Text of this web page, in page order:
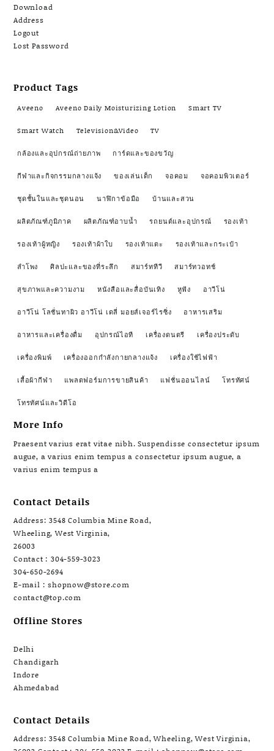
Download
Address
Logout
Lost Password
Product Tags
Aveeno Aveeno Daily Moisturizing Lotion Smart TV
Smart Watch Television&Video TV
กล้องและอุปกรณ์ถ่ายภาพ การ์ดและของขวัญ
กีฬาและกิจกรรมกลางแจ้ง ของเล่นเด็ก จอคอม จอคอมพิวเตอร์
ชุดชั้นในและชุดนอน นาฬิกาข้อมือ บ้านและสวน
ผลิตภัณฑ์ภูมิภาค ผลิตภัณฑ์อาบน้ำ รถยนต์และอุปกรณ์ รองเท้า
รองเท้าผู้หญิง รองเท้าผ้าใบ รองเท้าแตะ รองเท้าและกระเป๋า
ลำโพง ศิลปะและของที่ระลึก สมาร์ททีวี สมาร์ทวอทช์
สุขภาพและความงาม หนังสือและสื่อบันเทิง หูฟัง อาวีโน่
อาวีโน่ โลชั่นทาผิว อาวีโน่ เดลี่ มอยส์เจอร์ไรซิ่ง อาหารเสริม
อาหารและเครื่องดื่ม อุปกรณ์ไอที เครื่องดนตรี เครื่องประดับ
เครื่องพิมพ์ เครื่องออกกำลังกายกลางแจ้ง เครื่องใช้ไฟฟ้า
เสื้อผ้ากีฬา แพลตฟอร์มการขายสินค้า แฟชั่นออนไลน์ โทรทัศน์
โทรทัศน์และวิดีโอ
More Info
Praesent varius erat vitae nibh. Suspendisse consectetur ipsum
augue, a varius enim tempus a consectetur ipsum augue, a
varius enim tempus a
Contact Details
Address: 3548 Columbia Mine Road,
Wheeling, West Virginia,
26003
Contact : 304-559-3023
304-650-2694
E-mail : shopnow@store.com
contact@top.com
Offline Stores
Delhi
Chandigarh
Indore
Ahmedabad
Contact Details
Address: 3548 Columbia Mine Road, Wheeling, West Virginia,